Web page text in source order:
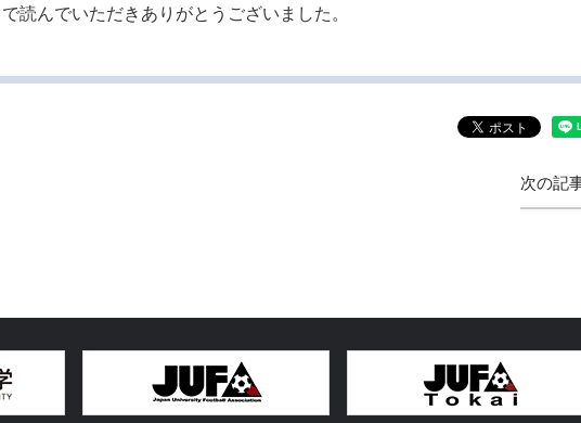
読んでいただきありがとうございました。
次の記